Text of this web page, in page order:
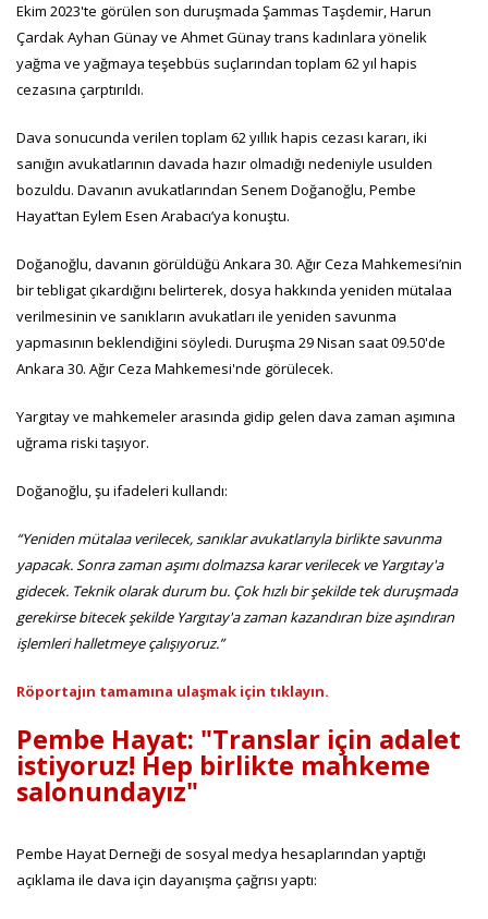
Ekim 2023'te görülen son duruşmada Şammas Taşdemir, Harun
Çardak Ayhan Günay ve Ahmet Günay trans kadınlara yönelik
yağma ve yağmaya teşebbüs suçlarından toplam 62 yıl hapis
cezasına çarptırıldı.
Dava sonucunda verilen toplam 62 yıllık hapis cezası kararı, iki
sanığın avukatlarının davada hazır olmadığı nedeniyle usulden
bozuldu. Davanın avukatlarından Senem Doğanoğlu, Pembe
Hayat’tan Eylem Esen Arabacı’ya konuştu.
Doğanoğlu, davanın görüldüğü Ankara 30. Ağır Ceza Mahkemesi’nin
bir tebligat çıkardığını belirterek, dosya hakkında yeniden mütalaa
verilmesinin ve sanıkların avukatları ile yeniden savunma
yapmasının beklendiğini söyledi. Duruşma 29 Nisan saat 09.50'de
Ankara 30. Ağır Ceza Mahkemesi'nde görülecek.
Yargıtay ve mahkemeler arasında gidip gelen dava zaman aşımına
uğrama riski taşıyor.
Doğanoğlu, şu ifadeleri kullandı:
“Yeniden mütalaa verilecek, sanıklar avukatlarıyla birlikte savunma
yapacak. Sonra zaman aşımı dolmazsa karar verilecek ve Yargıtay'a
gidecek. Teknik olarak durum bu. Çok hızlı bir şekilde tek duruşmada
gerekirse bitecek şekilde Yargıtay'a zaman kazandıran bize aşındıran
işlemleri halletmeye çalışıyoruz.”
Röportajın tamamına ulaşmak için tıklayın.
Pembe Hayat: "Translar için adalet
istiyoruz! Hep birlikte mahkeme
salonundayız"
Pembe Hayat Derneği de sosyal medya hesaplarından yaptığı
açıklama ile dava için dayanışma çağrısı yaptı: